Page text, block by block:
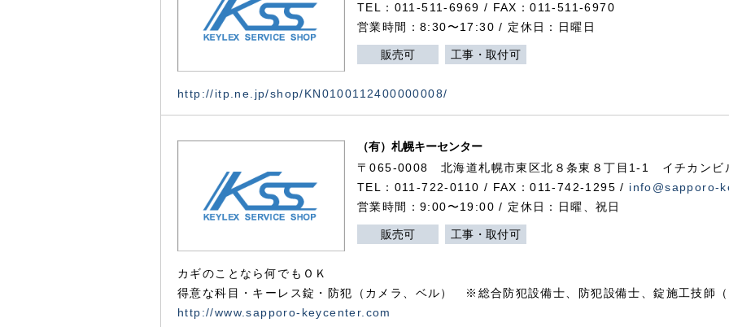
TEL：011-511-6969 / FAX：011-511-6970
営業時間：8:30〜17:30 / 定休日：日曜日
販売可 工事・取付可
http://itp.ne.jp/shop/KN0100112400000008/
（有）札幌キーセンター
〒065-0008 北海道札幌市東区北８条東８丁目1-1 イチカンビ
TEL：011-722-0110 / FAX：011-742-1295 / info@sapporo-
営業時間：9:00〜19:00 / 定休日：日曜、祝日
販売可 工事・取付可
カギのことなら何でもＯＫ
得意な科目・キーレス錠・防犯（カメラ、ベル） ※総合防犯設備士、防犯設備士、錠施工技師
http://www.sapporo-keycenter.com